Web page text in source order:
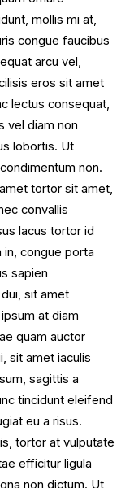
mollis mi at,
congue faucibus
arcu vel,
eros sit amet
lectus consequat,
vel diam non
lobortis. Ut
non.
tortor sit amet,
convallis
lacus tortor id
in, congue porta
sapien
sit amet
at diam
quam auctor
sit amet iaculis
sagittis a
tincidunt eleifend
eu a risus.
tortor at vulputate
efficitur ligula
non dictum. Ut